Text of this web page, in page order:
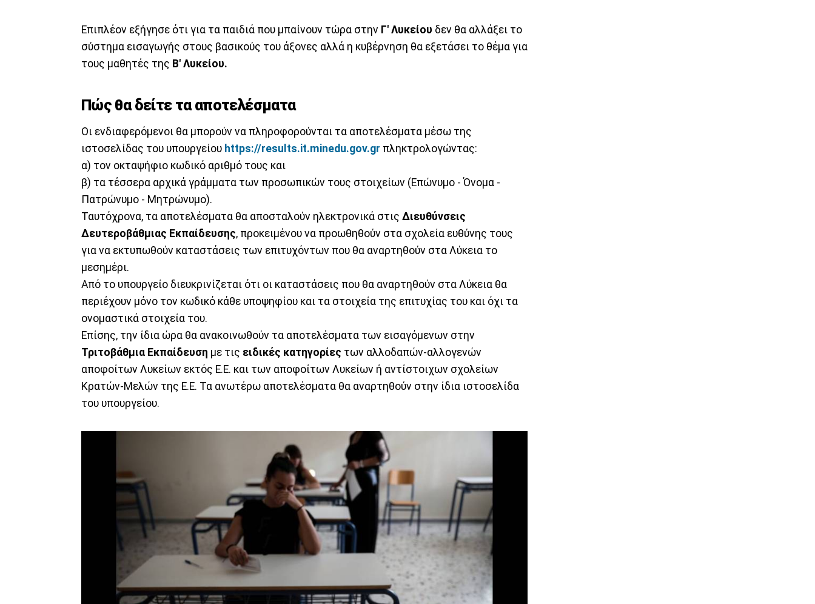
Επιπλέον εξήγησε ότι για τα παιδιά που μπαίνουν τώρα στην Γ' Λυκείου δεν θα αλλάξει το
σύστημα εισαγωγής στους βασικούς του άξονες αλλά η κυβέρνηση θα εξετάσει το θέμα για
τους μαθητές της Β' Λυκείου.
Πώς θα δείτε τα αποτελέσματα
Οι ενδιαφερόμενοι θα μπορούν να πληροφορούνται τα αποτελέσματα μέσω της
ιστοσελίδας του υπουργείου https://results.it.minedu.gov.gr πληκτρολογώντας:
α) τον οκταψήφιο κωδικό αριθμό τους και
β) τα τέσσερα αρχικά γράμματα των προσωπικών τους στοιχείων (Επώνυμο - Όνομα -
Πατρώνυμο - Μητρώνυμο).
Ταυτόχρονα, τα αποτελέσματα θα αποσταλούν ηλεκτρονικά στις Διευθύνσεις
Δευτεροβάθμιας Εκπαίδευσης, προκειμένου να προωθηθούν στα σχολεία ευθύνης τους
για να εκτυπωθούν καταστάσεις των επιτυχόντων που θα αναρτηθούν στα Λύκεια το
μεσημέρι.
Από το υπουργείο διευκρινίζεται ότι οι καταστάσεις που θα αναρτηθούν στα Λύκεια θα
περιέχουν μόνο τον κωδικό κάθε υποψηφίου και τα στοιχεία της επιτυχίας του και όχι τα
ονομαστικά στοιχεία του.
Επίσης, την ίδια ώρα θα ανακοινωθούν τα αποτελέσματα των εισαγόμενων στην
Τριτοβάθμια Εκπαίδευση με τις ειδικές κατηγορίες των αλλοδαπών-αλλογενών
αποφοίτων Λυκείων εκτός Ε.Ε. και των αποφοίτων Λυκείων ή αντίστοιχων σχολείων
Κρατών-Μελών της Ε.Ε. Τα ανωτέρω αποτελέσματα θα αναρτηθούν στην ίδια ιστοσελίδα
του υπουργείου.